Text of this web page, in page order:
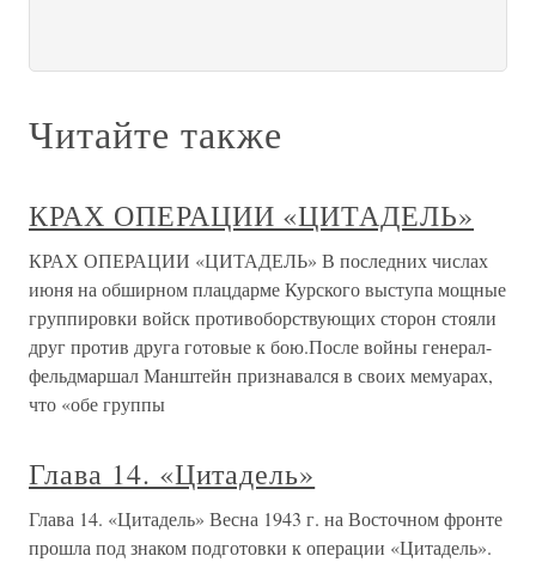
Читайте также
КРАХ ОПЕРАЦИИ «ЦИТАДЕЛЬ»
КРАХ ОПЕРАЦИИ «ЦИТАДЕЛЬ» В последних числах
июня на обширном плацдарме Курского выступа мощные
группировки войск противоборствующих сторон стояли
друг против друга готовые к бою.После войны генерал-
фельдмаршал Манштейн признавался в своих мемуарах,
что «обе группы
Глава 14. «Цитадель»
Глава 14. «Цитадель» Весна 1943 г. на Восточном фронте
прошла под знаком подготовки к операции «Цитадель».